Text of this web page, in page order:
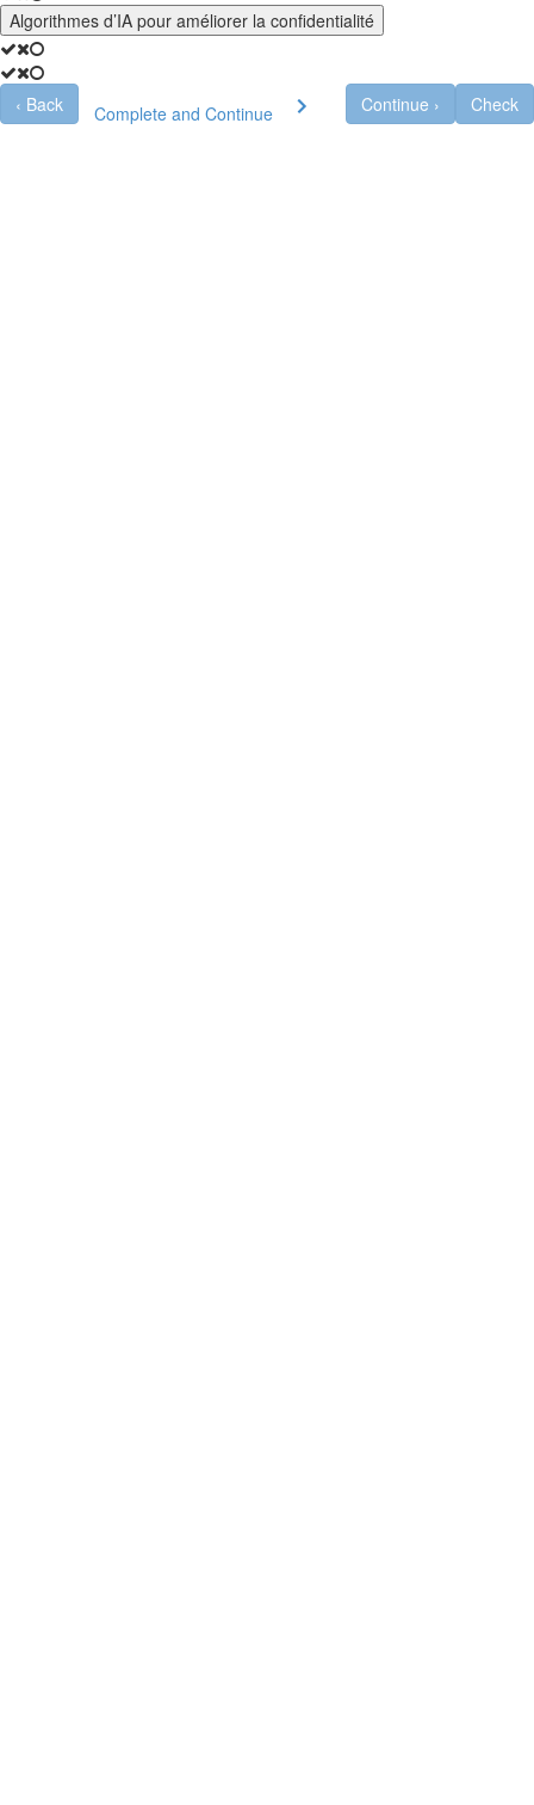
Algorithmes d’IA pour améliorer la confidentialité
Check
Continue ›
‹ Back Complete and Continue